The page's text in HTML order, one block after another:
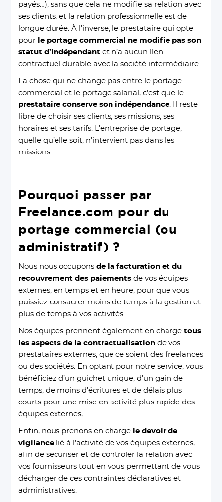
payés…), sans que cela ne modifie sa relation avec
ses clients, et la relation professionnelle est de
longue durée. À l’inverse, le prestataire qui opte
pour le portage commercial ne modifie pas son
statut d’indépendant et n’a aucun lien
contractuel durable avec la société intermédiaire.
La chose qui ne change pas entre le portage
commercial et le portage salarial, c’est que le
prestataire conserve son indépendance . Il reste
libre de choisir ses clients, ses missions, ses
horaires et ses tarifs. L’entreprise de portage,
quelle qu’elle soit, n’intervient pas dans les
missions.
Pourquoi passer par
Freelance.com pour du
portage commercial (ou
administratif) ?
Nous nous occupons de la facturation et du
recouvrement des paiements de vos équipes
externes, en temps et en heure, pour que vous
puissiez consacrer moins de temps à la gestion et
plus de temps à vos activités.
Nos équipes prennent également en chargetous
les aspects de la contractualisation de vos
prestataires externes, que ce soient des freelances
ou des sociétés. En optant pour notre service, vous
bénéficiez d’un guichet unique, d’un gain de
temps, de moins d’écritures et de délais plus
courts pour une mise en activité plus rapide des
équipes externes,
Enfin, nous prenons en charge le devoir de
vigilance lié à l’activité de vos équipes externes,
afin de sécuriser et de contrôler la relation avec
vos fournisseurs tout en vous permettant de vous
décharger de ces contraintes déclaratives et
administratives.